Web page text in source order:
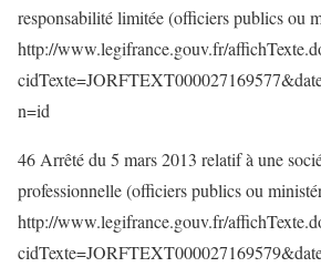
responsabilité limitée (officiers publics ou
http://www.legifrance.gouv.fr/
n=id
46 Arrêté du 5 mars 2013 relatif à une
professionnelle (officiers publics ou
http://www.legifrance.gouv.fr/